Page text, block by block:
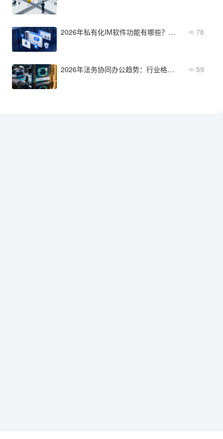
2026年私有化IM软件功能有哪些？从功能到部署全维度对比 78
2026年法务协同办公趋势：行业格局与选型方向 59